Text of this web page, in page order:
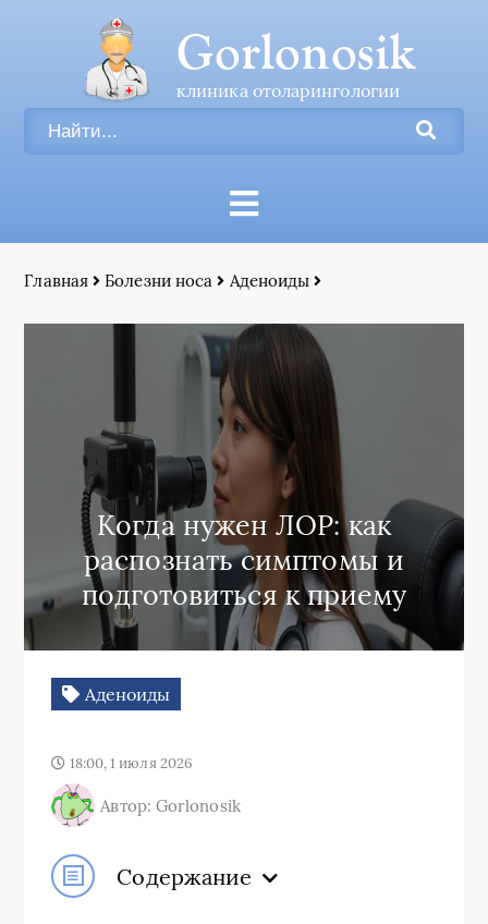
Gorlonosik
клиника отоларингологии
Главная Болезни носа Аденоиды
Когда нужен ЛОР: как
распознать симптомы и
подготовиться к приему
Аденоиды
18:00, 1 июля 2026
Автор: Gorlonosik
Содержание